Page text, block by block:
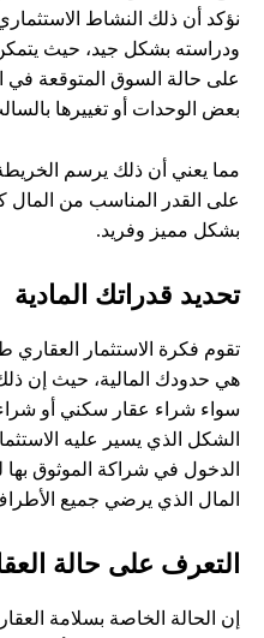
نؤكد أن ذلك النشاط
ودراسته بشكل جيد، حيث
على حالة السوق المتوقعة في
بعض الوحدات أو تغييرها
مما يعني أن ذلك يرسم
على القدر المناسب من المال
بشكل مميز وفريد.
تحديد قدراتك المادية
تقوم فكرة الاستثمار
هي حدودك المالية، حيث إن
سواء شراء عقار سكني أو
الشكل الذي يسير عليه
الدخول في شراكة الموثوق
المال الذي يرضي جميع
التعرف على حالة
إن الحالة الخاصة بسلامة